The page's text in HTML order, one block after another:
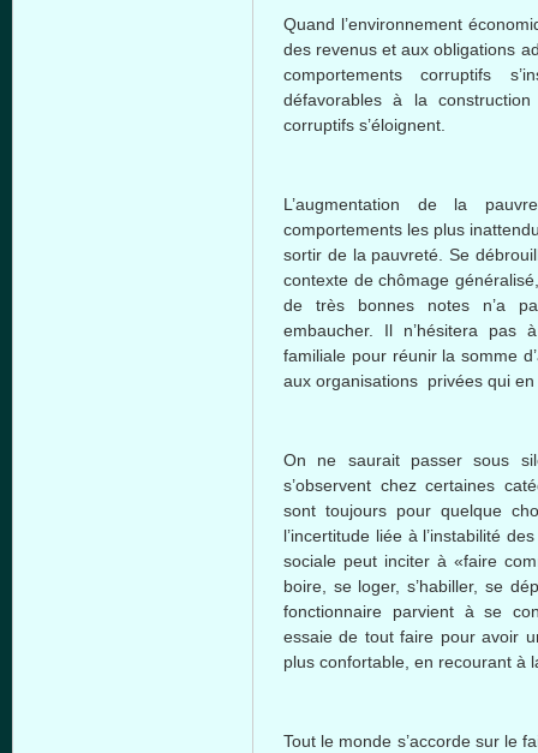
Quand l’environnement
des revenus et aux obligations
comportements corruptifs
défavorables à la
corruptifs s’éloignent.
L’augmentation de la
comportements les plus
sortir de la pauvreté. Se
contexte de chômage
de très bonnes notes n’a
embaucher. Il n’hésitera
familiale pour réunir la somme
aux organisations privées qui
On ne saurait passer sous
s’observent chez certaines
sont toujours pour quelque
l’incertitude liée à l’instabilité
sociale peut inciter à «faire
boire, se loger, s’habiller, se
fonctionnaire parvient à se
essaie de tout faire pour avoir
plus confortable, en recourant à
Tout le monde s’accorde sur le